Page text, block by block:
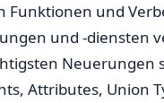
Funktionen und
und -diensten
Neuerungen
Attributes, Union